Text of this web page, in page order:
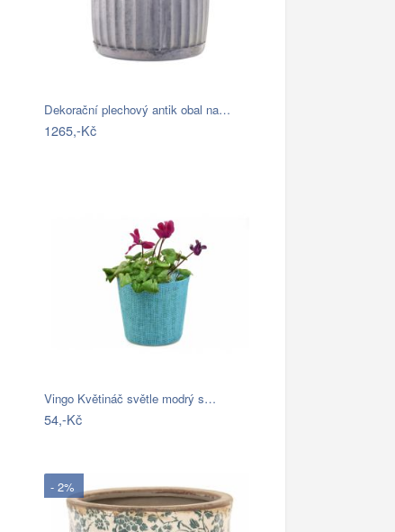
Dekorační plechový antik obal na…
1265,-Kč
Vingo Květináč světle modrý s…
54,-Kč
- 2%